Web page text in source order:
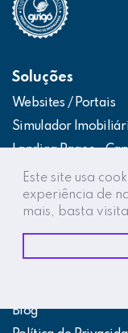
Este site usa
experiência de
mais, basta
Soluções
Websites / Portais
Simulador
Landing Pages –
Web App – Portal
Intranets / Extranets
Integração
Destaques
Blog